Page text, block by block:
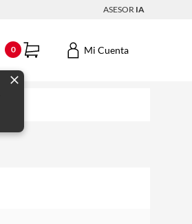
ASESOR IA
0 Mi Cuenta